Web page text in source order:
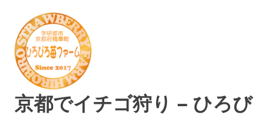
京都でイチゴ狩り – ひろび